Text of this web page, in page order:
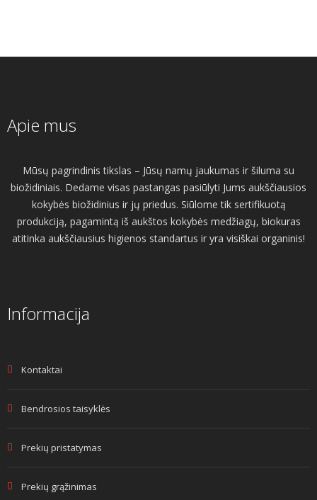
Apie mus
Mūsų pagrindinis tikslas – Jūsų namų jaukumas ir šiluma su
biožidiniais. Dedame visas pastangas pasiūlyti Jums aukščiausios
kokybės biožidinius ir jų priedus. Siūlome tik sertifikuotą
produkciją, pagamintą iš aukštos kokybės medžiagų, biokuras
atitinka aukščiausius higienos standartus ir yra visiškai organinis!
Informacija
Kontaktai
Bendrosios taisyklės
Prekių pristatymas
Prekių grąžinimas